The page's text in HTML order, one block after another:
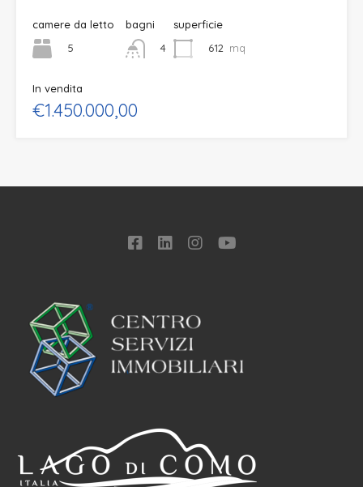
camere da letto
5
bagni
4
superficie
612 mq
In vendita
€1.450.000,00